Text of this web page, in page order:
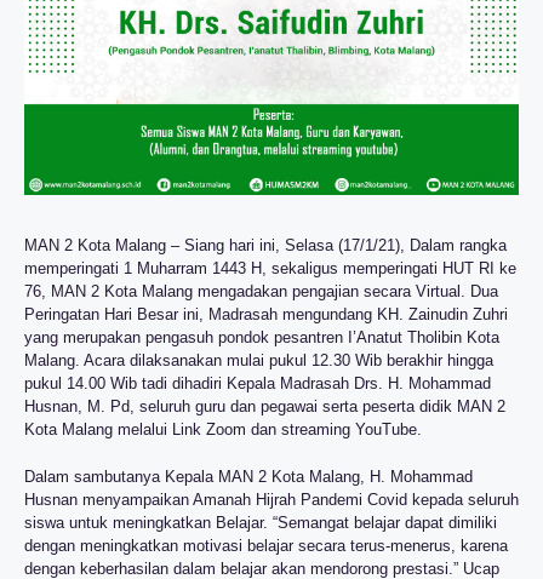
MAN 2 Kota Malang – Siang hari ini, Selasa (17/1/21), Dalam rangka
memperingati 1 Muharram 1443 H, sekaligus memperingati HUT RI ke
76, MAN 2 Kota Malang mengadakan pengajian secara Virtual. Dua
Peringatan Hari Besar ini, Madrasah mengundang KH. Zainudin Zuhri
yang merupakan pengasuh pondok pesantren I’Anatut Tholibin Kota
Malang. Acara dilaksanakan mulai pukul 12.30 Wib berakhir hingga
pukul 14.00 Wib tadi dihadiri Kepala Madrasah Drs. H. Mohammad
Husnan, M. Pd, seluruh guru dan pegawai serta peserta didik MAN 2
Kota Malang melalui Link Zoom dan streaming YouTube.
Dalam sambutanya Kepala MAN 2 Kota Malang, H. Mohammad
Husnan menyampaikan Amanah Hijrah Pandemi Covid kepada seluruh
siswa untuk meningkatkan Belajar. “Semangat belajar dapat dimiliki
dengan meningkatkan motivasi belajar secara terus-menerus, karena
dengan keberhasilan dalam belajar akan mendorong prestasi.” Ucap